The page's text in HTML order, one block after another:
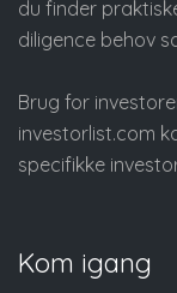
du finder
diligence behov
Brug for
investorlist.com
specifikke
Kom igang